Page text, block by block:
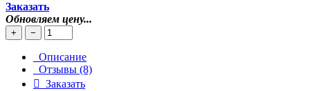
Заказать
Обновляем цену...
+ −
Описание
Отзывы (8)
Заказать